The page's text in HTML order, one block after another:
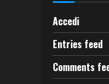
Accedi
Entries feed
Comments